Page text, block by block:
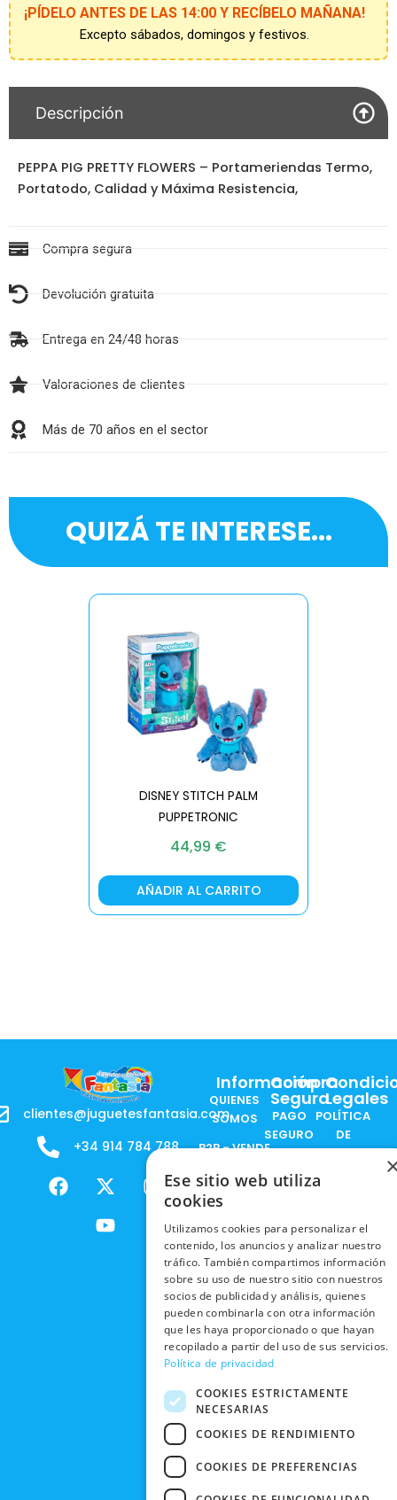
¡PÍDELO ANTES DE LAS 14:00 Y RECÍBELO MAÑANA!
Excepto sábados, domingos y festivos.
Descripción
PEPPA PIG PRETTY FLOWERS – Portameriendas Termo,
Portatodo, Calidad y Máxima Resistencia,
Compra segura
Devolución gratuita
Entrega en 24/48 horas
Valoraciones de clientes
Más de 70 años en el sector
QUIZÁ TE INTERESE...
DISNEY STITCH PALM
PUPPETRONIC
44,99 €
AÑADIR AL CARRITO
clientes@juguetesfantasia.com
+34 914 784 788
F
a
X
-
t
w
m
Y
o
u
t
Información
QUIENES
SOMOS
B2B - VENDE
PRODUCTOS
SOCIAL
TRABAJA
CON
NOSOTROS
NUESTRAS
TIENDAS
FRIDAY
Compra
Segura
PAGO
SEGURO
NACIONALES
INTERNACIONALES
RECOGIDA
EN TIENDA
DEVOLUCIONES
Y CAMBIOS
CANCELAR
Legales
POLÍTICA
DE
COOKIES
POLÍTICAS
EN RRSS
POLÍTICA DE
PRIVACIDAD
CONDICIONES
DE COMPRA
Ese sitio web utiliza
cookies
Utilizamos cookies para personalizar el
contenido, los anuncios y analizar nuestro
tráfico. También compartimos información
sobre su uso de nuestro sitio con nuestros
socios de publicidad y análisis, quienes
pueden combinarla con otra información
que les haya proporcionado o que hayan
recopilado a partir del uso de sus servicios.
Política de privacidad
COOKIES ESTRICTAMENTE
NECESARIAS
COOKIES DE RENDIMIENTO
COOKIES DE PREFERENCIAS